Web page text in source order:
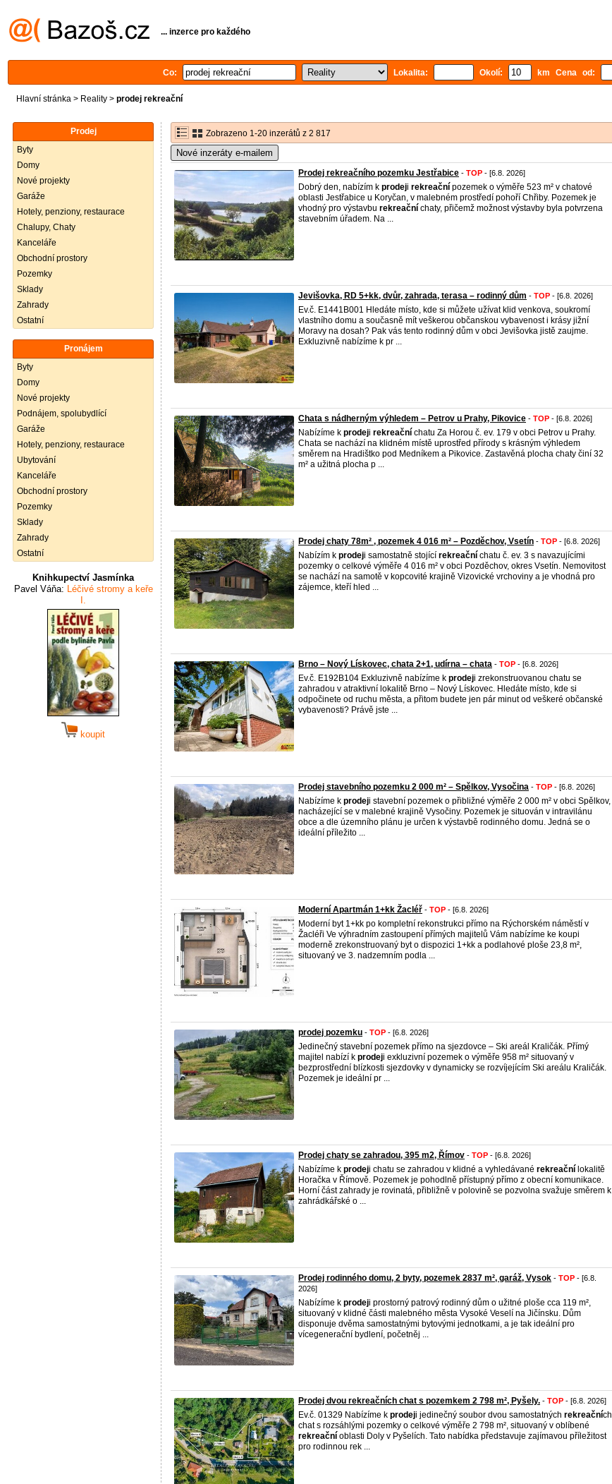
... inzerce pro každého
Co: Lokalita: Okolí: km Cena od:
Hlavní stránka > Reality > prodej rekreační
Prodej
Byty
Domy
Nové projekty
Garáže
Hotely, penziony, restaurace
Chalupy, Chaty
Kanceláře
Obchodní prostory
Pozemky
Sklady
Zahrady
Ostatní
Pronájem
Byty
Domy
Nové projekty
Podnájem, spolubydlící
Garáže
Hotely, penziony, restaurace
Ubytování
Kanceláře
Obchodní prostory
Pozemky
Sklady
Zahrady
Ostatní
Knihkupectví Jasmínka
Pavel Váňa: Léčivé stromy a keře
I.
koupit
Zobrazeno 1-20 inzerátů z 2 817
Nové inzeráty e-mailem
Prodej rekreačního pozemku Jestřabice - TOP - [6.8. 2026]
Dobrý den, nabízím k prodeji rekreační pozemek o výměře 523 m² v chatové
oblasti Jestřabice u Koryčan, v malebném prostředí pohoří Chřiby. Pozemek je
vhodný pro výstavbu rekreační chaty, přičemž možnost výstavby byla potvrzena
stavebním úřadem. Na ...
Jevišovka, RD 5+kk, dvůr, zahrada, terasa – rodinný dům - TOP - [6.8. 2026]
Ev.č. E1441B001 Hledáte místo, kde si můžete užívat klid venkova, soukromí
vlastního domu a současně mít veškerou občanskou vybavenost i krásy jižní
Moravy na dosah? Pak vás tento rodinný dům v obci Jevišovka jistě zaujme.
Exkluzivně nabízíme k pr ...
Chata s nádherným výhledem – Petrov u Prahy, Pikovice - TOP - [6.8. 2026]
Nabízíme k prodeji rekreační chatu Za Horou č. ev. 179 v obci Petrov u Prahy.
Chata se nachází na klidném místě uprostřed přírody s krásným výhledem
směrem na Hradištko pod Medníkem a Pikovice. Zastavěná plocha chaty činí 32
m² a užitná plocha p ...
Prodej chaty 78m² , pozemek 4 016 m² – Pozděchov, Vsetín - TOP - [6.8. 2026]
Nabízím k prodeji samostatně stojící rekreační chatu č. ev. 3 s navazujícími
pozemky o celkové výměře 4 016 m² v obci Pozděchov, okres Vsetín. Nemovitost
se nachází na samotě v kopcovité krajině Vizovické vrchoviny a je vhodná pro
zájemce, kteří hled ...
Brno – Nový Lískovec, chata 2+1, udírna – chata - TOP - [6.8. 2026]
Ev.č. E192B104 Exkluzivně nabízíme k prodeji zrekonstruovanou chatu se
zahradou v atraktivní lokalitě Brno – Nový Lískovec. Hledáte místo, kde si
odpočinete od ruchu města, a přitom budete jen pár minut od veškeré občanské
vybavenosti? Právě jste ...
Prodej stavebního pozemku 2 000 m² – Spělkov, Vysočina - TOP - [6.8. 2026]
Nabízíme k prodeji stavební pozemek o přibližné výměře 2 000 m² v obci Spělkov,
nacházející se v malebné krajině Vysočiny. Pozemek je situován v intravilánu
obce a dle územního plánu je určen k výstavbě rodinného domu. Jedná se o
ideální příležito ...
Moderní Apartmán 1+kk Žacléř - TOP - [6.8. 2026]
Moderní byt 1+kk po kompletní rekonstrukci přímo na Rýchorském náměstí v
Žacléři Ve výhradním zastoupení přímých majitelů Vám nabízíme ke koupi
moderně zrekonstruovaný byt o dispozici 1+kk a podlahové ploše 23,8 m²,
situovaný ve 3. nadzemním podla ...
prodej pozemku - TOP - [6.8. 2026]
Jedinečný stavební pozemek přímo na sjezdovce – Ski areál Kraličák. Přímý
majitel nabízí k prodeji exkluzivní pozemek o výměře 958 m² situovaný v
bezprostřední blízkosti sjezdovky v dynamicky se rozvíjejícím Ski areálu Kraličák.
Pozemek je ideální pr ...
Prodej chaty se zahradou, 395 m2, Římov - TOP - [6.8. 2026]
Nabízíme k prodeji chatu se zahradou v klidné a vyhledávané rekreační lokalitě
Horačka v Římově. Pozemek je pohodlně přístupný přímo z obecní komunikace.
Horní část zahrady je rovinatá, přibližně v polovině se pozvolna svažuje směrem k
zahrádkářské o ...
Prodej rodinného domu, 2 byty, pozemek 2837 m², garáž, Vysok - TOP - [6.8.
2026]
Nabízíme k prodeji prostorný patrový rodinný dům o užitné ploše cca 119 m²,
situovaný v klidné části malebného města Vysoké Veselí na Jičínsku. Dům
disponuje dvěma samostatnými bytovými jednotkami, a je tak ideální pro
vícegenerační bydlení, početněj ...
Prodej dvou rekreačních chat s pozemkem 2 798 m², Pyšely. - TOP - [6.8. 2026]
Ev.č. 01329 Nabízíme k prodeji jedinečný soubor dvou samostatných rekreačních
chat s rozsáhlými pozemky o celkové výměře 2 798 m², situovaný v oblíbené
rekreační oblasti Doly v Pyšelích. Tato nabídka představuje zajímavou příležitost
pro rodinnou rek ...